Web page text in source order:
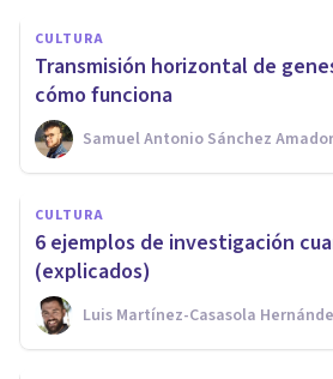
CULTURA
Transmisión horizontal de
cómo funciona
Samuel Antonio Sánchez Amador
CULTURA
6 ejemplos de investigación
(explicados)
Luis Martínez-Casasola